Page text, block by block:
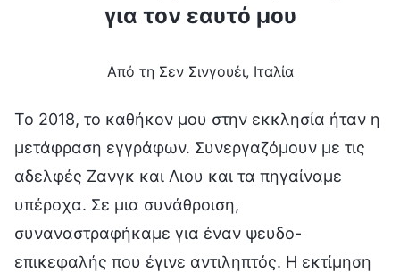
για τον εαυτό μου
Από τη Σεν Σινγουέι, Ιταλία
Το 2018, το καθήκον μου στην εκκλησία ήταν η
μετάφραση εγγράφων. Συνεργαζόμουν με τις
αδελφές Ζανγκ και Λιου και τα πηγαίναμε
υπέροχα. Σε μια συνάθροιση,
συναναστραφήκαμε για έναν ψευδο-
επικεφαλής που έγινε αντιληπτός. H εκτίμηση